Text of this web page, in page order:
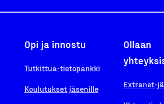
Opi ja innostu
Tutkittua-tietopankki
Koulutukset jäsenille
Ollaan
Extranet-